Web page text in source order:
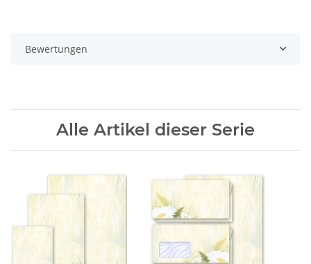
Bewertungen
Alle Artikel dieser Serie